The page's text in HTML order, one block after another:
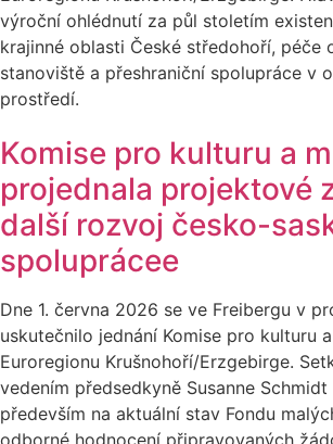
výroční ohlédnutí za půl stoletím
krajinné oblasti České středohoří, péče
stanoviště a přeshraniční spolupráce v
prostředí.
Komise pro kulturu a
projednala projektové
další rozvoj česko-
spoluprácee
Dne 1. června 2026 se ve Freibergu v
uskutečnilo jednání Komise pro kulturu
Euroregionu Krušnohoří/Erzgebirge.
vedením předsedkyně Susanne
především na aktuální stav Fondu
odborné hodnocení připravovaných